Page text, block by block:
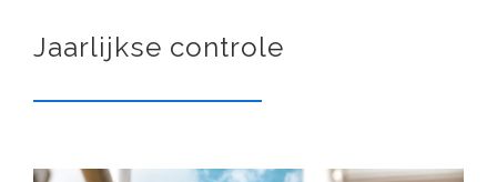
Jaarlijkse controle